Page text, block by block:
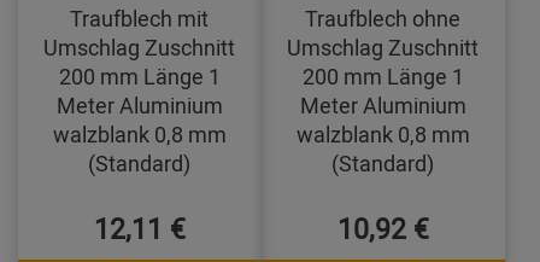
Traufblech mit
Umschlag Zuschnitt
200 mm Länge 1
Meter Aluminium
walzblank 0,8 mm
(Standard)
12,11 €
Traufblech ohne
Umschlag Zuschnitt
200 mm Länge 1
Meter Aluminium
walzblank 0,8 mm
(Standard)
10,92 €